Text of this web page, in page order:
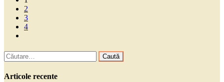
2
3
4
Caută
după:
Articole recente